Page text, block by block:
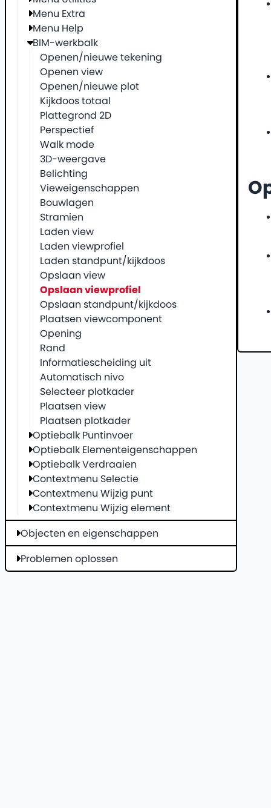
Menu Extra
Menu Help
BIM-werkbalk
Openen/nieuwe tekening
Openen view
Openen/nieuwe plot
Kijkdoos totaal
Plattegrond 2D
Perspectief
Walk mode
3D-weergave
Belichting
Vieweigenschappen
Bouwlagen
Stramien
Laden view
Laden viewprofiel
Laden standpunt/kijkdoos
Opslaan view
Opslaan viewprofiel
Opslaan standpunt/kijkdoos
Plaatsen viewcomponent
Opening
Rand
Informatiescheiding uit
Automatisch nivo
Selecteer plotkader
Plaatsen view
Plaatsen plotkader
Optiebalk Puntinvoer
Optiebalk Elementeigenschappen
Optiebalk Verdraaien
Contextmenu Selectie
Contextmenu Wijzig punt
Contextmenu Wijzig element
Objecten en eigenschappen
Problemen oplossen